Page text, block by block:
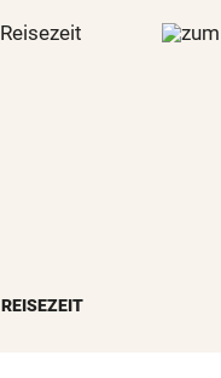
REISEZEIT